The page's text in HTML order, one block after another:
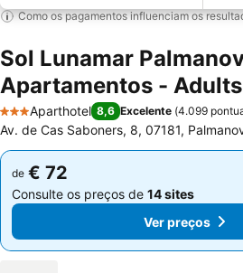
Como os pagamentos influenciam os
Sol Lunamar
Apartamentos -
3 Estrelas
Aparthotel 8,6 Excelente (4.099
Av. de Cas Saboners, 8, 07181,
de € 72
Consulte os preços de 14 sites
Ver preços
de € 72
Consulte os preços de 14 sites
Ver preços